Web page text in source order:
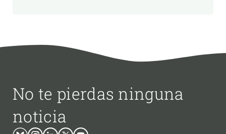
No te pierdas ninguna
noticia
BlueskyInstagram
LinkedinTwitterYoutube